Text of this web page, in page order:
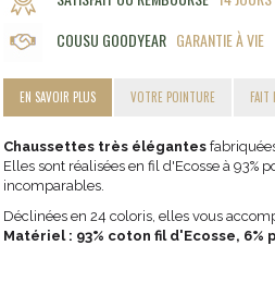
COUSU GOODYEAR GARANTIE À VIE
EN SAVOIR PLUS VOTRE POINTURE FAIT
Chaussettes très élégantes
Elles sont réalisées en fil d'Ecosse à 93%
incomparables.
Déclinées en 24 coloris, elles vous
Matériel : 93% coton fil d'Ecosse, 6%